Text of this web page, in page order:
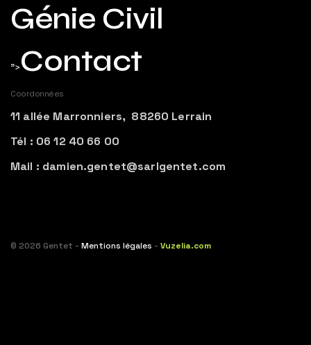
Génie Civil
">Contact
Coordonnées
11 allée Marronniers, 88260 Lerrain
Tél : 06 12 40 66 00
Mail : damien.gentet@sarlgentet.com
© 2026 Gentet - Mentions légales - Vuzelia.com